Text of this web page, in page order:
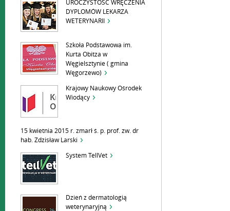
UROCZYSTOŚĆ WRĘCZENIA
DYPLOMÓW LEKARZA
WETERYNARII
Szkoła Podstawowa im.
Kurta Obitza w
Węgielsztynie ( gmina
Węgorzewo)
Krajowy Naukowy Ośrodek
Wiodący
15 kwietnia 2015 r. zmarł ś. p. prof. zw. dr
hab. Zdzisław Larski
System TellVet
Dzień z dermatologią
weterynaryjną